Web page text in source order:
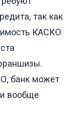
так как
КАСКО
банк может
вообще